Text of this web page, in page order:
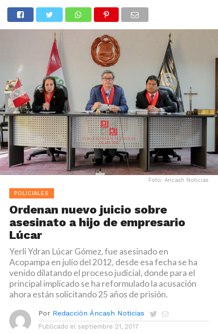
Foto: Ancash Noticias
POLICIALES
Ordenan nuevo juicio sobre
asesinato a hijo de empresario
Lúcar
Yerli Ydran Lúcar Gómez, fue asesinado en
Acopampa en julio del 2012, desde esa fecha se ha
venido dilatando el proceso judicial, donde para el
principal implicado se ha reformulado la acusación
ahora están solicitando 25 años de prisión.
Por Redacción Áncash Noticias
Publicado el septiembre 21, 2017